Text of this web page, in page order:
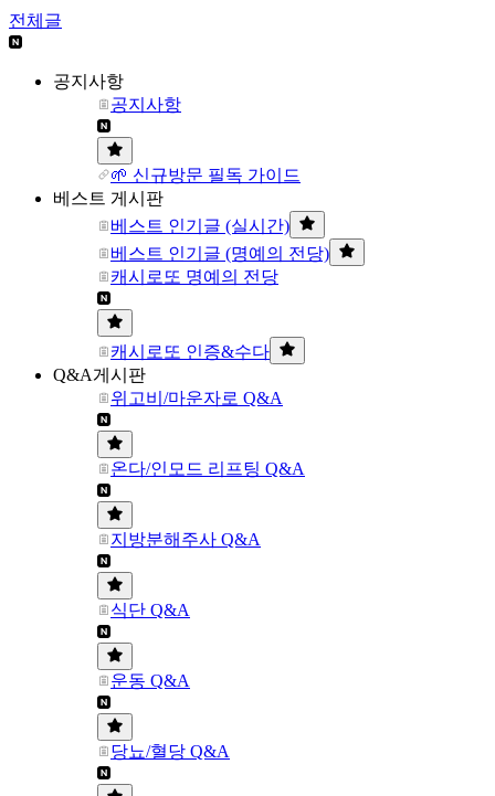
전체글
공지사항
공지사항
🌱 신규방문 필독 가이드
베스트 게시판
베스트 인기글 (실시간)
베스트 인기글 (명예의 전당)
캐시로또 명예의 전당
캐시로또 인증&수다
Q&A게시판
위고비/마운자로 Q&A
온다/인모드 리프팅 Q&A
지방분해주사 Q&A
식단 Q&A
운동 Q&A
당뇨/혈당 Q&A